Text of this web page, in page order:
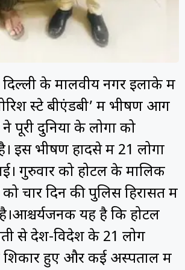
दिल्ली के मालवीय नगर इलाके में
स्टे बीएंडबी’ में भीषण आग
पूरी दुनिया के लोगों को
इस भीषण हादसे में 21 लोगों
गुरुवार को होटल के मालिक
चार दिन की पुलिस हिरासत में
यह है कि होटल
से देश-विदेश के 21 लोग
हुए और कई अस्पताल में